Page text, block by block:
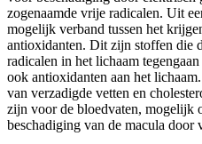
zogenaamde vrije radicalen. Uit
mogelijk verband tussen het
antioxidanten. Dit zijn stoffen die
radicalen in het lichaam
ook antioxidanten aan het
van verzadigde vetten en
zijn voor de bloedvaten, mogelijk
beschadiging van de macula door